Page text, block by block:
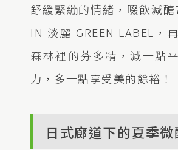
舒緩緊繃的情緒，啜飲減
IN 淡麗 GREEN LABEL，
森林裡的芬多精，減一點
力，多一點享受美的餘裕！
日式廊道下的夏季微